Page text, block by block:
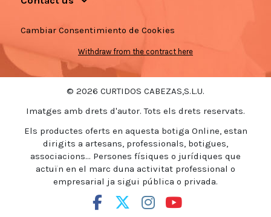
Cambiar Consentimiento de Cookies
Withdraw from the contract here
© 2026 CURTIDOS CABEZAS,S.L.U.
Imatges amb drets d'autor. Tots els drets reservats.
Els productes oferts en aquesta botiga Online, estan
dirigits a artesans, professionals, botigues,
associacions... Persones físiques o jurídiques que
actuïn en el marc duna activitat professional o
empresarial ja sigui pública o privada.